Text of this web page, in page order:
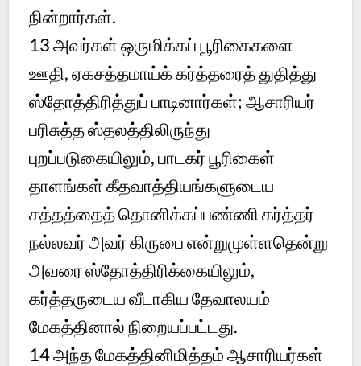
நின்றார்கள்.
13அவர்கள் ஒருமிக்கப் பூரிகைகளை
ஊதி, ஏகசத்தமாய்க் கர்த்தரைத் துதித்து
ஸ்தோத்திரித்துப் பாடினார்கள்; ஆசாரியர்
பரிசுத்த ஸ்தலத்திலிருந்து
புறப்படுகையிலும், பாடகர் பூரிகைள்
தாளங்கள் கீதவாத்தியங்களுடைய
சத்தத்தைத் தொனிக்கப்பண்ணி கர்த்தர்
நல்லவர் அவர் கிருபை என்றுமுள்ளதென்று
அவரை ஸ்தோத்திரிக்கையிலும்,
கர்த்தருடைய வீடாகிய தேவாலயம்
மேகத்தினால் நிறையப்பட்டது.
14அந்த மேகத்தினிமித்தம் ஆசாரியர்கள்